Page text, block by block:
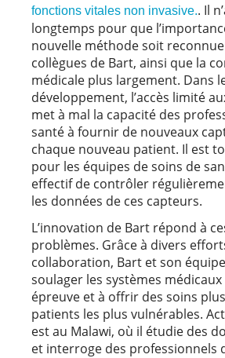
fonctions vitales non invasive.. Il
longtemps pour que
nouvelle méthode soit
collègues de Bart, ainsi que la
médicale plus largement. Dans
développement, l’accès limité
met à mal la capacité des
santé à fournir de nouveaux
chaque nouveau patient. Il est
pour les équipes de soins de
effectif de contrôler
les données de ces capteurs.
L’innovation de Bart répond à
problèmes. Grâce à divers
collaboration, Bart et son
soulager les systèmes
épreuve et à offrir des soins
patients les plus vulnérables.
est au Malawi, où il étudie des
et interroge des professionnels